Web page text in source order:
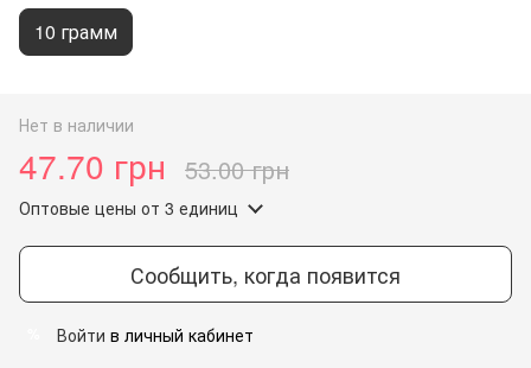
10 грамм
Нет в наличии
47.70 грн 53.00 грн
Оптовые цены от 3 единиц
Сообщить, когда появится
Войти в личный кабинет